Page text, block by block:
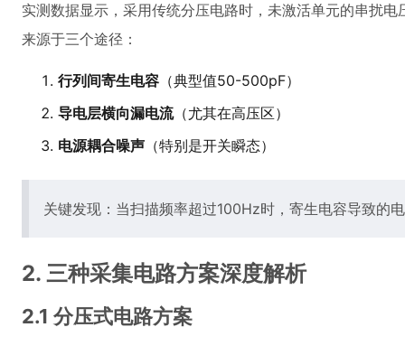
实测数据显示，采用传统分压电路时，未激活单元的串扰
来源于三个途径：
行列间寄生电容 （典型值50-500pF）
导电层横向漏电流（尤其在高压区）
电源耦合噪声 （特别是开关瞬态）
关键发现：当扫描频率超过100Hz时，寄生电容导致的
2. 三种采集电路方案深度解析
2.1 分压式电路方案